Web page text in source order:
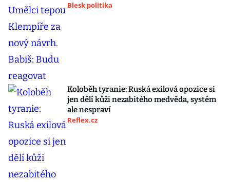
Blesk politika
Koloběh tyranie: Ruská exilová opozice si
jen dělí kůži nezabitého medvěda, systém
ale nespraví
Reflex.cz